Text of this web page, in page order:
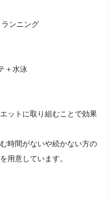
ンニング
＋水泳
ットに取り組むことで効果
時間がないや続かない方の
用意しています。